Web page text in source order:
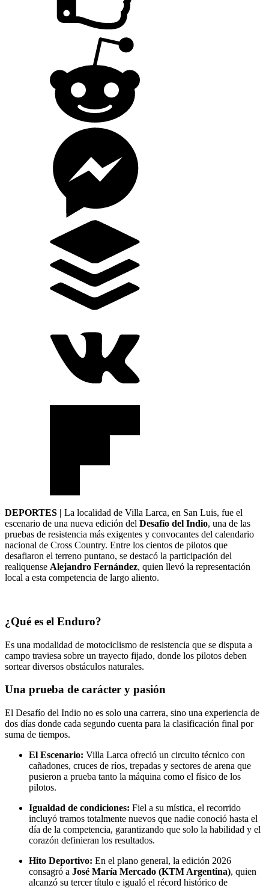
DEPORTES | La localidad de Villa Larca, en San Luis, fue el
escenario de una nueva edición del Desafío del Indio, una de las
pruebas de resistencia más exigentes y convocantes del calendario
nacional de Cross Country. Entre los cientos de pilotos que
desafiaron el terreno puntano, se destacó la participación del
realiquense Alejandro Fernández, quien llevó la representación
local a esta competencia de largo aliento.
¿Qué es el Enduro?
Es una modalidad de motociclismo de resistencia que se disputa a
campo traviesa sobre un trayecto fijado, donde los pilotos deben
sortear diversos obstáculos naturales.
Una prueba de carácter y pasión
El Desafío del Indio no es solo una carrera, sino una experiencia de
dos días donde cada segundo cuenta para la clasificación final por
suma de tiempos.
El Escenario: Villa Larca ofreció un circuito técnico con
cañadones, cruces de ríos, trepadas y sectores de arena que
pusieron a prueba tanto la máquina como el físico de los
pilotos.
Igualdad de condiciones: Fiel a su mística, el recorrido
incluyó tramos totalmente nuevos que nadie conoció hasta el
día de la competencia, garantizando que solo la habilidad y el
corazón definieran los resultados.
Hito Deportivo: En el plano general, la edición 2026
consagró a José María Mercado (KTM Argentina), quien
alcanzó su tercer título e igualó el récord histórico de